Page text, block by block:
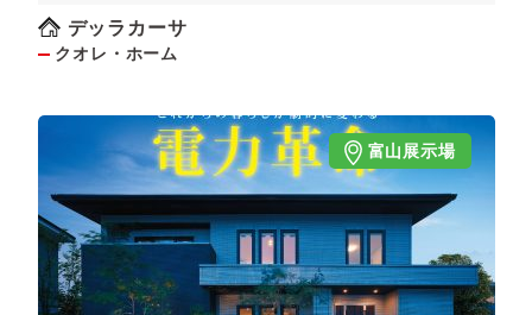
デッラカーサ
クオレ・ホーム
富山展示場